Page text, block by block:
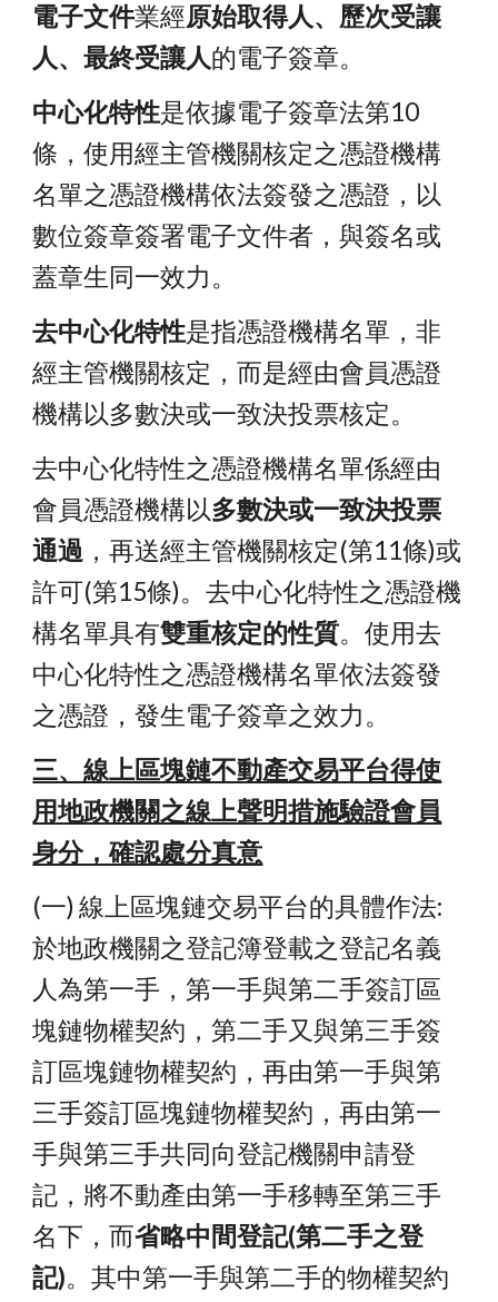
電子文件業經原始取得人、歷次受讓
人、最終受讓人的電子簽章。
中心化特性是依據電子簽章法第10
條，使用經主管機關核定之憑證機構
名單之憑證機構依法簽發之憑證，以
數位簽章簽署電子文件者，與簽名或
蓋章生同一效力。
去中心化特性是指憑證機構名單，非
經主管機關核定，而是經由會員憑證
機構以多數決或一致決投票核定。
去中心化特性之憑證機構名單係經由
會員憑證機構以多數決或一致決投票
通過 ，再送經主管機關核定(第11條)或
許可(第15條)。去中心化特性之憑證機
構名單具有雙重核定的性質。使用去
中心化特性之憑證機構名單依法簽發
之憑證，發生電子簽章之效力。
三、線上區塊鏈不動產交易平台得使
用地政機關之線上聲明措施驗證會員
身分，確認處分真意
(一) 線上區塊鏈交易平台的具體作法:
於地政機關之登記簿登載之登記名義
人為第一手，第一手與第二手簽訂區
塊鏈物權契約，第二手又與第三手簽
訂區塊鏈物權契約，再由第一手與第
三手簽訂區塊鏈物權契約，再由第一
手與第三手共同向登記機關申請登
記，將不動產由第一手移轉至第三手
名下，而省略中間登記(第二手之登
記)。其中第一手與第二手的物權契約